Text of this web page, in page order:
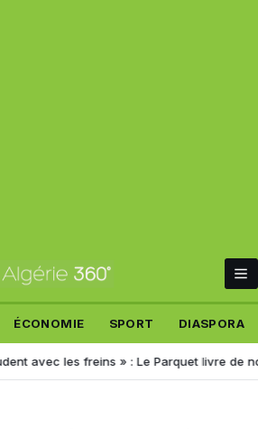
ÉCONOMIE SPORT DIASPORA
freins » : Le Parquet livre de nouveaux